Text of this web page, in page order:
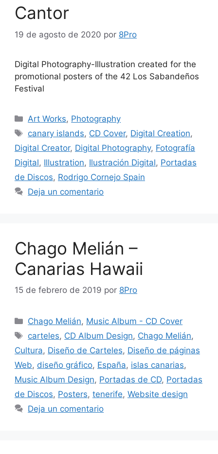
Cantor
19 de agosto de 2020 por 8Pro
Digital Photography-Illustration created for the
promotional posters of the 42 Los Sabandeños
Festival
Art Works, Photography
canary islands, CD Cover, Digital Creation,
Digital Creator, Digital Photography, Fotografía
Digital, Illustration, Ilustración Digital, Portadas
de Discos, Rodrigo Cornejo Spain
Deja un comentario
Chago Melián –
Canarias Hawaii
15 de febrero de 2019 por 8Pro
Chago Melián, Music Album - CD Cover
carteles, CD Album Design, Chago Melián,
Cultura, Diseño de Carteles, Diseño de páginas
Web, diseño gráfico, España, islas canarias,
Music Album Design, Portadas de CD, Portadas
de Discos, Posters, tenerife, Website design
Deja un comentario